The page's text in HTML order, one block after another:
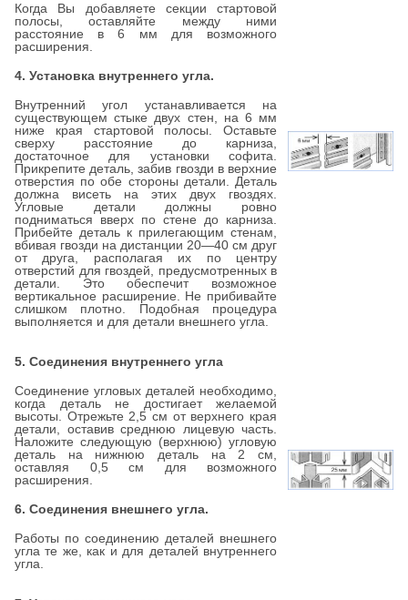
Когда Вы добавляете секции стартовой
полосы, оставляйте между ними
расстояние в 6 мм для возможного
расширения.
4. Установка внутреннего угла.
Внутренний угол устанавливается на
существующем стыке двух стен, на 6 мм
ниже края стартовой полосы. Оставьте
сверху расстояние до карниза,
достаточное для установки софита.
Прикрепите деталь, забив гвозди в верхние
отверстия по обе стороны детали. Деталь
должна висеть на этих двух гвоздях.
Угловые детали должны ровно
подниматься вверх по стене до карниза.
Прибейте деталь к прилегающим стенам,
вбивая гвозди на дистанции 20—40 см друг
от друга, располагая их по центру
отверстий для гвоздей, предусмотренных в
детали. Это обеспечит возможное
вертикальное расширение. Не прибивайте
слишком плотно. Подобная процедура
выполняется и для детали внешнего угла.
5. Соединения внутреннего угла
Соединение угловых деталей необходимо,
когда деталь не достигает желаемой
высоты. Отрежьте 2,5 см от верхнего края
детали, оставив среднюю лицевую часть.
Наложите следующую (верхнюю) угловую
деталь на нижнюю деталь на 2 см,
оставляя 0,5 см для возможного
расширения.
6. Соединения внешнего угла.
Работы по соединению деталей внешнего
угла те же, как и для деталей внутреннего
угла.